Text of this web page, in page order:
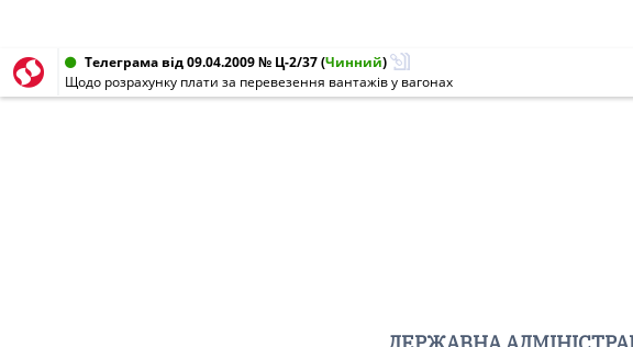
Телеграма від 09.04.2009 № Ц-2/37(Чинний)
Щодо розрахунку плати за перевезення вантажів у вагонах